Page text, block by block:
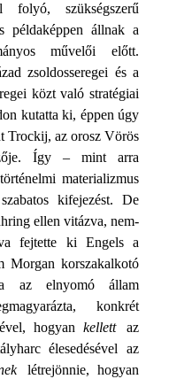
folyó, szükségszerű
példaképpen állnak a
művelői előtt.
zsoldos­seregei és a
közt való stratégiai
kutatta ki, éppen úgy
Trockij, az orosz Vörös
Így – mint arra
materia­lizmus
kifejezést. De
ellen vitázva, nem­
fejtette ki Engels a
Morgan korszakalkotó
az elnyomó állam
konkrét
hogyan kellettaz
élesedésével az
létrejönnie, hogyan